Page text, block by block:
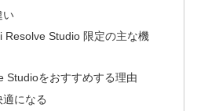
い
Resolve Studio 限定の主な機
Studioをおすすめする理由
になる